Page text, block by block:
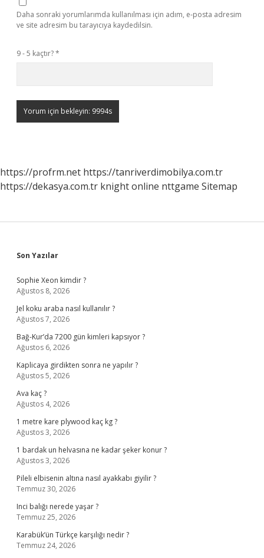
Daha sonraki yorumlarımda kullanılması için adım, e-posta adresim
ve site adresim bu tarayıcıya kaydedilsin.
9 - 5 kaçtır?*
https://profrm.net https://tanriverdimobilya.com.tr
https://dekasya.com.tr knight online nttgame Sitemap
Sidebar
Son Yazılar
Sophie Xeon kimdir ?
Ağustos 8, 2026
Jel koku araba nasıl kullanılır ?
Ağustos 7, 2026
Bağ-Kur’da 7200 gün kimleri kapsıyor ?
Ağustos 6, 2026
Kaplicaya girdikten sonra ne yapılır ?
Ağustos 5, 2026
Ava kaç ?
Ağustos 4, 2026
1 metre kare plywood kaç kg ?
Ağustos 3, 2026
1 bardak un helvasına ne kadar şeker konur ?
Ağustos 3, 2026
Pileli elbisenin altına nasıl ayakkabı giyilir ?
Temmuz 30, 2026
Inci balığı nerede yaşar ?
Temmuz 25, 2026
Karabük’ün Türkçe karşılığı nedir ?
Temmuz 24, 2026